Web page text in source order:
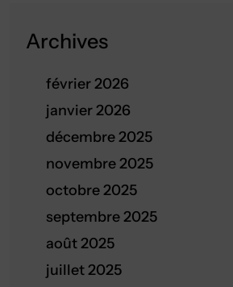
Archives
février 2026
janvier 2026
décembre 2025
novembre 2025
octobre 2025
septembre 2025
août 2025
juillet 2025